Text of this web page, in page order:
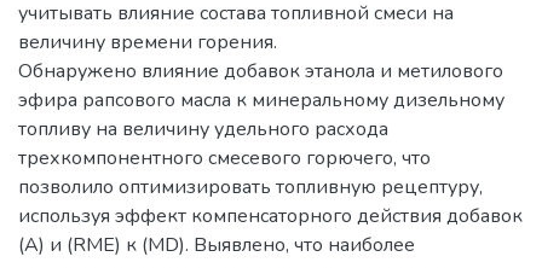
учитывать влияние состава топливной смеси на
величину времени горения.
Обнаружено влияние добавок этанола и метилового
эфира рапсового масла к минеральному дизельному
топливу на величину удельного расхода
трехкомпонентного смесевого горючего, что
позволило оптимизировать топливную рецептуру,
используя эффект компенсаторного действия добавок
(А) и (RME) к (MD). Выявлено, что наиболее